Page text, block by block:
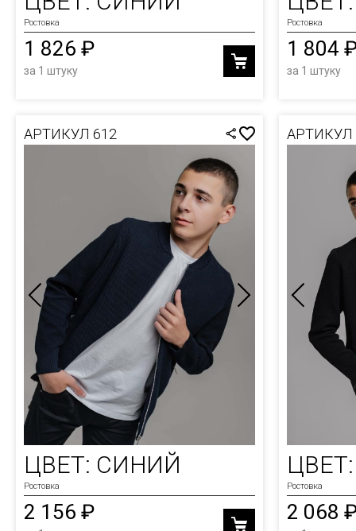
Ростовка
1 826 ₽
за 1 штуку
Ростовка
1 804
за 1 штуку
АРТИКУЛ 612
ЦВЕТ: СИНИЙ
Ростовка
2 156 ₽
АРТИКУЛ
Ростовка
2 068